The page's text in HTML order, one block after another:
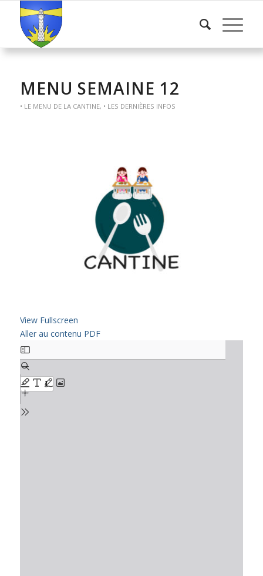
MENU SEMAINE 12
• LE MENU DE LA CANTINE, • LES DERNIÈRES INFOS
View Fullscreen
Aller au contenu PDF